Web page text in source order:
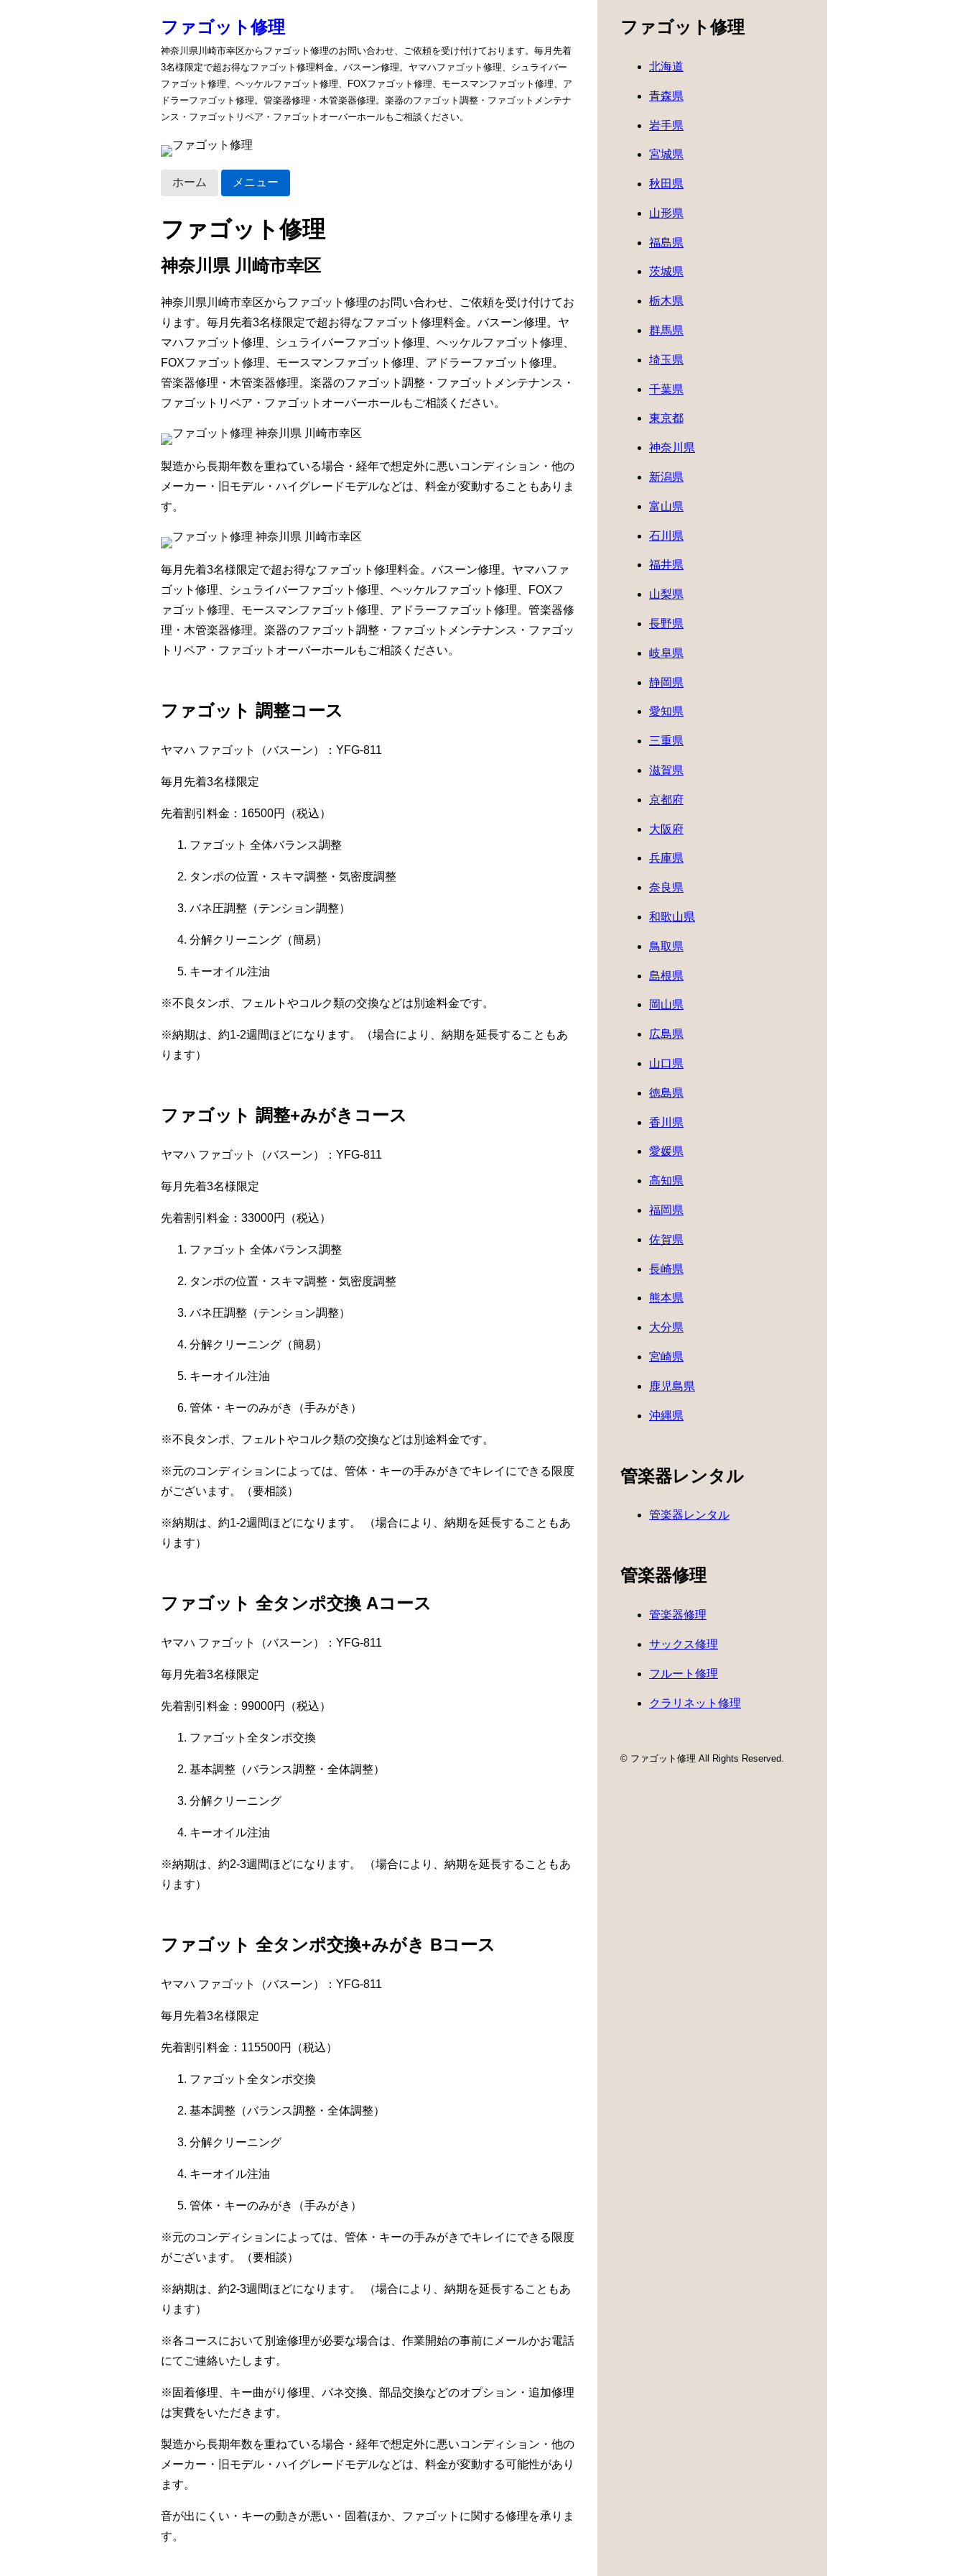
ファゴット修理
神奈川県川崎市幸区からファゴット修理のお問い合わせ、ご依頼を受け付けております。毎月先着
3名様限定で超お得なファゴット修理料金。バスーン修理。ヤマハファゴット修理、シュライバー
ファゴット修理、ヘッケルファゴット修理、FOXファゴット修理、モースマンファゴット修理、ア
ドラーファゴット修理。管楽器修理・木管楽器修理。楽器のファゴット調整・ファゴットメンテナ
ンス・ファゴットリペア・ファゴットオーバーホールもご相談ください。
ホーム メニュー
ファゴット修理
神奈川県 川崎市幸区
神奈川県川崎市幸区からファゴット修理のお問い合わせ、ご依頼を受け付けてお
ります。毎月先着3名様限定で超お得なファゴット修理料金。バスーン修理。ヤ
マハファゴット修理、シュライバーファゴット修理、ヘッケルファゴット修理、
FOXファゴット修理、モースマンファゴット修理、アドラーファゴット修理。
管楽器修理・木管楽器修理。楽器のファゴット調整・ファゴットメンテナンス・
ファゴットリペア・ファゴットオーバーホールもご相談ください。
製造から長期年数を重ねている場合・経年で想定外に悪いコンディション・他の
メーカー・旧モデル・ハイグレードモデルなどは、料金が変動することもありま
す。
毎月先着3名様限定で超お得なファゴット修理料金。バスーン修理。ヤマハファ
ゴット修理、シュライバーファゴット修理、ヘッケルファゴット修理、FOXフ
ァゴット修理、モースマンファゴット修理、アドラーファゴット修理。管楽器修
理・木管楽器修理。楽器のファゴット調整・ファゴットメンテナンス・ファゴッ
トリペア・ファゴットオーバーホールもご相談ください。
ファゴット 調整コース
ヤマハ ファゴット（バスーン）：YFG-811
毎月先着3名様限定
先着割引料金：16500円（税込）
ファゴット 全体バランス調整
タンポの位置・スキマ調整・気密度調整
バネ圧調整（テンション調整）
分解クリーニング（簡易）
キーオイル注油
※不良タンポ、フェルトやコルク類の交換などは別途料金です。
※納期は、約1-2週間ほどになります。（場合により、納期を延長することもあ
ります）
ファゴット 調整+みがきコース
ヤマハ ファゴット（バスーン）：YFG-811
毎月先着3名様限定
先着割引料金：33000円（税込）
ファゴット 全体バランス調整
タンポの位置・スキマ調整・気密度調整
バネ圧調整（テンション調整）
分解クリーニング（簡易）
キーオイル注油
管体・キーのみがき（手みがき）
※不良タンポ、フェルトやコルク類の交換などは別途料金です。
※元のコンディションによっては、管体・キーの手みがきでキレイにできる限度
がございます。（要相談）
※納期は、約1-2週間ほどになります。 （場合により、納期を延長することもあ
ります）
ファゴット 全タンポ交換 Aコース
ヤマハ ファゴット（バスーン）：YFG-811
毎月先着3名様限定
先着割引料金：99000円（税込）
ファゴット全タンポ交換
基本調整（バランス調整・全体調整）
分解クリーニング
キーオイル注油
※納期は、約2-3週間ほどになります。 （場合により、納期を延長することもあ
ります）
ファゴット 全タンポ交換+みがき Bコース
ヤマハ ファゴット（バスーン）：YFG-811
毎月先着3名様限定
先着割引料金：115500円（税込）
ファゴット全タンポ交換
基本調整（バランス調整・全体調整）
分解クリーニング
キーオイル注油
管体・キーのみがき（手みがき）
※元のコンディションによっては、管体・キーの手みがきでキレイにできる限度
がございます。（要相談）
※納期は、約2-3週間ほどになります。 （場合により、納期を延長することもあ
ります）
※各コースにおいて別途修理が必要な場合は、作業開始の事前にメールかお電話
にてご連絡いたします。
※固着修理、キー曲がり修理、バネ交換、部品交換などのオプション・追加修理
は実費をいただきます。
製造から長期年数を重ねている場合・経年で想定外に悪いコンディション・他の
メーカー・旧モデル・ハイグレードモデルなどは、料金が変動する可能性があり
ます。
音が出にくい・キーの動きが悪い・固着ほか、ファゴットに関する修理を承りま
す。
ファゴット修理
北海道
青森県
岩手県
宮城県
秋田県
山形県
福島県
茨城県
栃木県
群馬県
埼玉県
千葉県
東京都
神奈川県
新潟県
富山県
石川県
福井県
山梨県
長野県
岐阜県
静岡県
愛知県
三重県
滋賀県
京都府
大阪府
兵庫県
奈良県
和歌山県
鳥取県
島根県
岡山県
広島県
山口県
徳島県
香川県
愛媛県
高知県
福岡県
佐賀県
長崎県
熊本県
大分県
宮崎県
鹿児島県
沖縄県
管楽器レンタル
管楽器レンタル
管楽器修理
管楽器修理
サックス修理
フルート修理
クラリネット修理
© ファゴット修理 All Rights Reserved.